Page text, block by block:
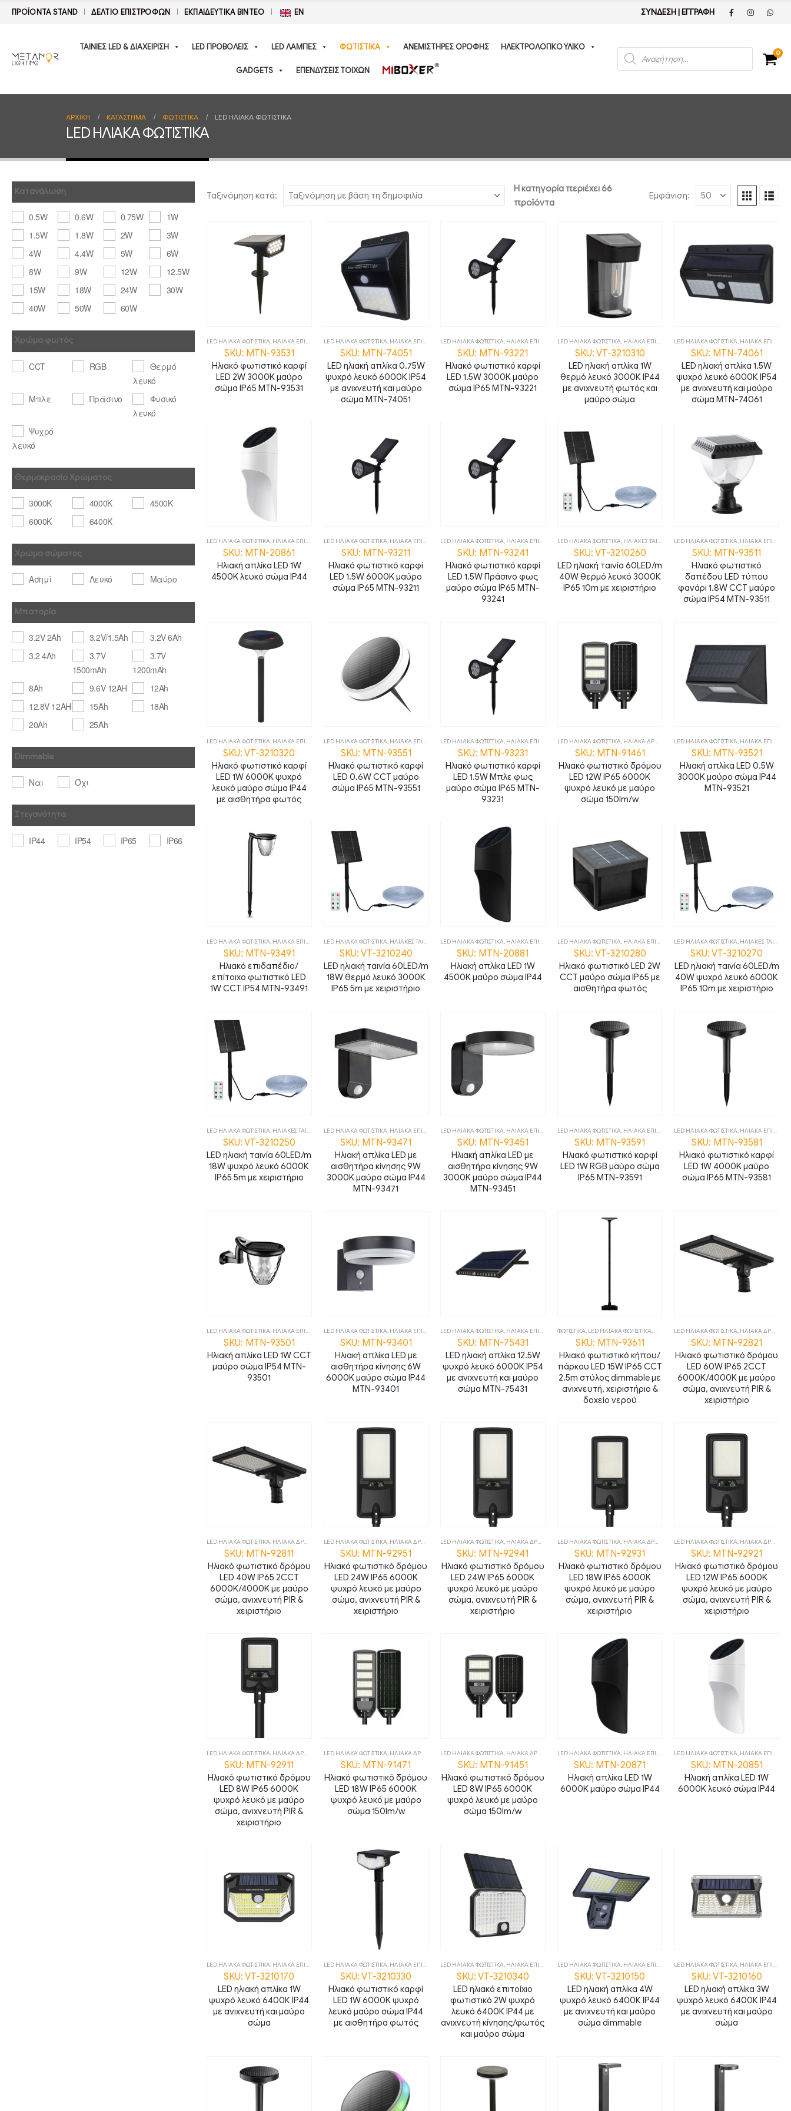
ΠΡΟΪΟΝΤΑ STAND ΔΕΛΤΊΟ ΕΠΙΣΤΡΟΦΏΝ ΕΚΠΑΙΔΕΥΤΙΚΑ ΒΙΝΤΕΟ EN ΣΥΝΔΕΣΗ| ΕΓΓΡΑΦΗ
ΤΑΙΝΙΕΣ LED & ΔΙΑΧΕΙΡΙΣΗ LED ΠΡΟΒΟΛΕΙΣ LED ΛΑΜΠΕΣ ΦΩΤΙΣΤΙΚΑ ΑΝΕΜΙΣΤΗΡΕΣ ΟΡΟΦΗΣ ΗΛΕΚΤΡΟΛΟΓΙΚΟ ΥΛΙΚΟ
GADGETS ΕΠΕΝΔΥΣΕΙΣ ΤΟΙΧΩΝ
Products
search
0
ΑΡΧΙΚΉ ΚΑΤΆΣΤΗΜΑ ΦΩΤΙΣΤΙΚΑ LED ΗΛΙΑΚΑ ΦΩΤΙΣΤΙΚΑ
LED ΗΛΙΑΚΑ ΦΩΤΙΣΤΙΚΑ
Ταξινόμηση κατά:
Η κατηγορία περιέχει 66
προϊόντα
Εμφάνιση:
LED ΗΛΙΑΚΑ ΦΩΤΙΣΤΙΚΑ ΗΛΙΑΚΑ ΕΠΙΔΑΠΕΔΙΑ ,ΦΩΤΙΣΤΙΚΑ
SKU: MTN-93531
Ηλιακό φωτιστικό καρφί
LED 2W 3000K μαύρο
σώμα IP65 MTN-93531
LED ΗΛΙΑΚΑ ΦΩΤΙΣΤΙΚΑ ΗΛΙΑΚΑ ΕΠΙΤΟΙΧΑ ,ΦΩΤΙΣΤΙΚΑ
SKU: MTN-74051
LED ηλιακή απλίκα 0.75W
ψυχρό λευκό 6000Κ IP54
με ανιχνευτή και μαύρο
σώμα MTN-74051
LED ΗΛΙΑΚΑ ΦΩΤΙΣΤΙΚΑ ΗΛΙΑΚΑ ΕΠΙΔΑΠΕΔΙΑ ,ΦΩΤΙΣΤΙΚΑ
SKU: MTN-93221
Ηλιακό φωτιστικό καρφί
LED 1.5W 3000K μαύρο
σώμα IP65 MTN-93221
LED ΗΛΙΑΚΑ ΦΩΤΙΣΤΙΚΑ ΗΛΙΑΚΑ ΕΠΙΤΟΙΧΑ ,ΦΩΤΙΣΤΙΚΑ
SKU: VT-3210310
LED ηλιακή απλίκα 1W
θερμό λευκό 3000Κ IP44
με ανιχνευτή φωτός και
μαύρο σώμα
LED ΗΛΙΑΚΑ ΦΩΤΙΣΤΙΚΑ ΗΛΙΑΚΑ ΕΠΙΤΟΙΧΑ
SKU: MTN-74061
LED ηλιακή απλίκα 1.5W
ψυχρό λευκό 6000Κ IP54
με ανιχνευτή και μαύρο
σώμα MTN-74061
LED ΗΛΙΑΚΑ ΦΩΤΙΣΤΙΚΑ, ΗΛΙΑΚΑ ΕΠΙΤΟΙΧΑ ΦΩΤΙΣΤΙΚΑ
SKU: MTN-20861
Ηλιακή απλίκα LED 1W
4500K λευκό σώμα IP44
LED ΗΛΙΑΚΑ ΦΩΤΙΣΤΙΚΑ, ΗΛΙΑΚΑ ΕΠΙΔΑΠΕΔΙΑ ,ΦΩΤΙΣΤΙΚΑ
SKU: MTN-93211
Ηλιακό φωτιστικό καρφί
LED 1.5W 6000K μαύρο
σώμα IP65 MTN-93211
LED ΗΛΙΑΚΑ ΦΩΤΙΣΤΙΚΑ, ΗΛΙΑΚΑ ΕΠΙΔΑΠΕΔΙΑ ,ΦΩΤΙΣΤΙΚΑ
SKU: MTN-93241
Ηλιακό φωτιστικό καρφί
LED 1.5W Πράσινο φως
μαύρο σώμα IP65 MTN-
93241
LED ΗΛΙΑΚΑ ΦΩΤΙΣΤΙΚΑ, ΗΛΙΑΚΕΣ ΤΑΙΝΙΕΣ ΦΩΤΙΣΤΙΚΑ
SKU: VT-3210260
LED ηλιακή ταινία 60LED/m
40W θερμό λευκό 3000Κ
IP65 10m με χειριστήριο
LED ΗΛΙΑΚΑ ΦΩΤΙΣΤΙΚΑ, ΗΛΙΑΚΑ ΕΠΙΔΑΠΕΔΙΑ
SKU: MTN-93511
Ηλιακό φωτιστικό
δαπέδου LED τύπου
φανάρι 1.8W CCT μαύρο
σώμα IP54 MTN-93511
LED ΗΛΙΑΚΑ ΦΩΤΙΣΤΙΚΑ, ΗΛΙΑΚΑ ΕΠΙΔΑΠΕΔΙΑ ,ΦΩΤΙΣΤΙΚΑ
SKU: VT-3210320
Ηλιακό φωτιστικό καρφί
LED 1W 6000K ψυχρό
λευκό μαύρο σώμα IP44
με αισθητήρα φωτός
LED ΗΛΙΑΚΑ ΦΩΤΙΣΤΙΚΑ, ΗΛΙΑΚΑ ΕΠΙΔΑΠΕΔΙΑ ,ΦΩΤΙΣΤΙΚΑ
SKU: MTN-93551
Ηλιακό φωτιστικό καρφί
LED 0.6W CCT μαύρο
σώμα IP65 MTN-93551
LED ΗΛΙΑΚΑ ΦΩΤΙΣΤΙΚΑ, ΗΛΙΑΚΑ ΕΠΙΔΑΠΕΔΙΑ ,ΦΩΤΙΣΤΙΚΑ
SKU: MTN-93231
Ηλιακό φωτιστικό καρφί
LED 1.5W Μπλε φως
μαύρο σώμα IP65 MTN-
93231
LED ΗΛΙΑΚΑ ΦΩΤΙΣΤΙΚΑ, ΗΛΙΑΚΑ ΔΡΟΜΟΥ ΦΩΤΙΣΤΙΚΑ
SKU: MTN-91461
Ηλιακό φωτιστικό δρόμου
LED 12W IP65 6000K
ψυχρό λευκό με μαύρο
σώμα 150lm/w
LED ΗΛΙΑΚΑ ΦΩΤΙΣΤΙΚΑ, ΗΛΙΑΚΑ ΕΠΙΤΟΙΧΑ
SKU: MTN-93521
Ηλιακή απλίκα LED 0.5W
3000K μαύρο σώμα IP44
MTN-93521
LED ΗΛΙΑΚΑ ΦΩΤΙΣΤΙΚΑ, ΗΛΙΑΚΑ ΕΠΙΔΑΠΕΔΙΑ ,ΗΛΙΑΚΑ ΕΠΙΤΟΙΧΑ,ΦΩΤΙΣΤΙΚΑ
SKU: MTN-93491
Ηλιακό επιδαπέδιο/
επίτοιχο φωτιστικό LED
1W CCT IP54 MTN-93491
LED ΗΛΙΑΚΑ ΦΩΤΙΣΤΙΚΑ, ΗΛΙΑΚΕΣ ΤΑΙΝΙΕΣ ΦΩΤΙΣΤΙΚΑ
SKU: VT-3210240
LED ηλιακή ταινία 60LED/m
18W θερμό λευκό 3000Κ
IP65 5m με χειριστήριο
LED ΗΛΙΑΚΑ ΦΩΤΙΣΤΙΚΑ, ΗΛΙΑΚΑ ΕΠΙΤΟΙΧΑ ,ΦΩΤΙΣΤΙΚΑ
SKU: MTN-20881
Ηλιακή απλίκα LED 1W
4500K μαύρο σώμα IP44
LED ΗΛΙΑΚΑ ΦΩΤΙΣΤΙΚΑ, ΗΛΙΑΚΑ ΕΠΙΔΑΠΕΔΙΑ ,ΦΩΤΙΣΤΙΚΑ
SKU: VT-3210280
Ηλιακό φωτιστικό LED 2W
CCT μαύρο σώμα IP65 με
αισθητήρα φωτός
LED ΗΛΙΑΚΑ ΦΩΤΙΣΤΙΚΑ, ΗΛΙΑΚΕΣ ΤΑΙΝΙΕΣ
SKU: VT-3210270
LED ηλιακή ταινία 60LED/m
40W ψυχρό λευκό 6000Κ
IP65 10m με χειριστήριο
LED ΗΛΙΑΚΑ ΦΩΤΙΣΤΙΚΑ, ΗΛΙΑΚΕΣ ΤΑΙΝΙΕΣ ΦΩΤΙΣΤΙΚΑ
SKU: VT-3210250
LED ηλιακή ταινία 60LED/m
18W ψυχρό λευκό 6000Κ
IP65 5m με χειριστήριο
LED ΗΛΙΑΚΑ ΦΩΤΙΣΤΙΚΑ, ΗΛΙΑΚΑ ΕΠΙΤΟΙΧΑ ,ΦΩΤΙΣΤΙΚΑ
SKU: MTN-93471
Ηλιακή απλίκα LED με
αισθητήρα κίνησης 9W
3000K μαύρο σώμα IP44
MTN-93471
LED ΗΛΙΑΚΑ ΦΩΤΙΣΤΙΚΑ, ΗΛΙΑΚΑ ΕΠΙΤΟΙΧΑ ,ΦΩΤΙΣΤΙΚΑ
SKU: MTN-93451
Ηλιακή απλίκα LED με
αισθητήρα κίνησης 9W
3000K μαύρο σώμα IP44
MTN-93451
LED ΗΛΙΑΚΑ ΦΩΤΙΣΤΙΚΑ, ΗΛΙΑΚΑ ΕΠΙΔΑΠΕΔΙΑ ,ΦΩΤΙΣΤΙΚΑ
SKU: MTN-93591
Ηλιακό φωτιστικό καρφί
LED 1W RGB μαύρο σώμα
IP65 MTN-93591
LED ΗΛΙΑΚΑ ΦΩΤΙΣΤΙΚΑ, ΗΛΙΑΚΑ ΕΠΙΔΑΠΕΔΙΑ
SKU: MTN-93581
Ηλιακό φωτιστικό καρφί
LED 1W 4000K μαύρο
σώμα IP65 MTN-93581
LED ΗΛΙΑΚΑ ΦΩΤΙΣΤΙΚΑ ΗΛΙΑΚΑ ΕΠΙΤΟΙΧΑ ΦΩΤΙΣΤΙΚΑ
SKU: MTN-93501
Ηλιακή απλίκα LED 1W CCT
μαύρο σώμα IP54 MTN-
93501
LED ΗΛΙΑΚΑ ΦΩΤΙΣΤΙΚΑ ΗΛΙΑΚΑ ΕΠΙΤΟΙΧΑ ,ΦΩΤΙΣΤΙΚΑ
SKU: MTN-93401
Ηλιακή απλίκα LED με
αισθητήρα κίνησης 6W
6000K μαύρο σώμα IP44
MTN-93401
LED ΗΛΙΑΚΑ ΦΩΤΙΣΤΙΚΑ ΗΛΙΑΚΑ ΕΠΙΤΟΙΧΑ ,ΦΩΤΙΣΤΙΚΑ
SKU: MTN-75431
LED ηλιακή απλίκα 12.5W
ψυχρό λευκό 6000Κ IP54
με ανιχνευτή και μαύρο
σώμα MTN-75431
ΦΩΤΙΣΤΙΚΑ LED ΗΛΙΑΚΑ ΦΩΤΙΣΤΙΚΑ ΗΛΙΑΚΑ ΕΠΙΔΑΠΕΔΙΑ
SKU: MTN-93611
Ηλιακό φωτιστικό κήπου/
πάρκου LED 15W IP65 CCT
2.5m στύλος dimmable με
ανιχνευτή, χειριστήριο &
δοχείο νερού
LED ΗΛΙΑΚΑ ΦΩΤΙΣΤΙΚΑ ΗΛΙΑΚΑ ΔΡΟΜΟΥ
SKU: MTN-92821
Ηλιακό φωτιστικό δρόμου
LED 60W IP65 2CCT
6000K/4000K με μαύρο
σώμα, ανιχνευτή PIR &
χειριστήριο
LED ΗΛΙΑΚΑ ΦΩΤΙΣΤΙΚΑ, ΗΛΙΑΚΑ ΔΡΟΜΟΥ ΦΩΤΙΣΤΙΚΑ
SKU: MTN-92811
Ηλιακό φωτιστικό δρόμου
LED 40W IP65 2CCT
6000K/4000K με μαύρο
σώμα, ανιχνευτή PIR &
χειριστήριο
LED ΗΛΙΑΚΑ ΦΩΤΙΣΤΙΚΑ, ΗΛΙΑΚΑ ΔΡΟΜΟΥ ΦΩΤΙΣΤΙΚΑ
SKU: MTN-92951
Ηλιακό φωτιστικό δρόμου
LED 24W IP65 6000K
ψυχρό λευκό με μαύρο
σώμα, ανιχνευτή PIR &
χειριστήριο
LED ΗΛΙΑΚΑ ΦΩΤΙΣΤΙΚΑ, ΗΛΙΑΚΑ ΔΡΟΜΟΥ ΦΩΤΙΣΤΙΚΑ
SKU: MTN-92941
Ηλιακό φωτιστικό δρόμου
LED 24W IP65 6000K
ψυχρό λευκό με μαύρο
σώμα, ανιχνευτή PIR &
χειριστήριο
LED ΗΛΙΑΚΑ ΦΩΤΙΣΤΙΚΑ, ΗΛΙΑΚΑ ΔΡΟΜΟΥ ΦΩΤΙΣΤΙΚΑ
SKU: MTN-92931
Ηλιακό φωτιστικό δρόμου
LED 18W IP65 6000K
ψυχρό λευκό με μαύρο
σώμα, ανιχνευτή PIR &
χειριστήριο
LED ΗΛΙΑΚΑ ΦΩΤΙΣΤΙΚΑ, ΗΛΙΑΚΑ ΔΡΟΜΟΥ
SKU: MTN-92921
Ηλιακό φωτιστικό δρόμου
LED 12W IP65 6000K
ψυχρό λευκό με μαύρο
σώμα, ανιχνευτή PIR &
χειριστήριο
LED ΗΛΙΑΚΑ ΦΩΤΙΣΤΙΚΑ, ΗΛΙΑΚΑ ΔΡΟΜΟΥ ΦΩΤΙΣΤΙΚΑ
SKU: MTN-92911
Ηλιακό φωτιστικό δρόμου
LED 8W IP65 6000K
ψυχρό λευκό με μαύρο
σώμα, ανιχνευτή PIR &
χειριστήριο
LED ΗΛΙΑΚΑ ΦΩΤΙΣΤΙΚΑ, ΗΛΙΑΚΑ ΔΡΟΜΟΥ ΦΩΤΙΣΤΙΚΑ
SKU: MTN-91471
Ηλιακό φωτιστικό δρόμου
LED 18W IP65 6000K
ψυχρό λευκό με μαύρο
σώμα 150lm/w
LED ΗΛΙΑΚΑ ΦΩΤΙΣΤΙΚΑ, ΗΛΙΑΚΑ ΔΡΟΜΟΥ ΦΩΤΙΣΤΙΚΑ
SKU: MTN-91451
Ηλιακό φωτιστικό δρόμου
LED 8W IP65 6000K
ψυχρό λευκό με μαύρο
σώμα 150lm/w
LED ΗΛΙΑΚΑ ΦΩΤΙΣΤΙΚΑ, ΗΛΙΑΚΑ ΕΠΙΤΟΙΧΑ ,ΦΩΤΙΣΤΙΚΑ
SKU: MTN-20871
Ηλιακή απλίκα LED 1W
6000K μαύρο σώμα IP44
LED ΗΛΙΑΚΑ ΦΩΤΙΣΤΙΚΑ, ΗΛΙΑΚΑ ΕΠΙΤΟΙΧΑ
SKU: MTN-20851
Ηλιακή απλίκα LED 1W
6000K λευκό σώμα IP44
LED ΗΛΙΑΚΑ ΦΩΤΙΣΤΙΚΑ, ΗΛΙΑΚΑ ΕΠΙΤΟΙΧΑ ΦΩΤΙΣΤΙΚΑ
SKU: VT-3210170
LED ηλιακή απλίκα 1W
ψυχρό λευκό 6400Κ IP44
με ανιχνευτή και μαύρο
σώμα
LED ΗΛΙΑΚΑ ΦΩΤΙΣΤΙΚΑ, ΗΛΙΑΚΑ ΕΠΙΔΑΠΕΔΙΑ ,ΦΩΤΙΣΤΙΚΑ
SKU: VT-3210330
Ηλιακό φωτιστικό καρφί
LED 1W 6000K ψυχρό
λευκό μαύρο σώμα IP44
με αισθητήρα φωτός
LED ΗΛΙΑΚΑ ΦΩΤΙΣΤΙΚΑ, ΗΛΙΑΚΑ ΕΠΙΤΟΙΧΑ ,ΦΩΤΙΣΤΙΚΑ
SKU: VT-3210340
LED ηλιακό επιτοίχιο
φωτιστικό 2W ψυχρό
λευκό 6400Κ IP44 με
ανιχνευτή κίνησης/φωτός
και μαύρο σώμα
LED ΗΛΙΑΚΑ ΦΩΤΙΣΤΙΚΑ, ΗΛΙΑΚΑ ΕΠΙΤΟΙΧΑ ,ΦΩΤΙΣΤΙΚΑ
SKU: VT-3210150
LED ηλιακή απλίκα 4W
ψυχρό λευκό 6400Κ IP44
με ανιχνευτή και μαύρο
σώμα dimmable
LED ΗΛΙΑΚΑ ΦΩΤΙΣΤΙΚΑ, ΗΛΙΑΚΑ ΕΠΙΤΟΙΧΑ
SKU: VT-3210160
LED ηλιακή απλίκα 3W
ψυχρό λευκό 6400Κ IP44
με ανιχνευτή και μαύρο
σώμα
Κατανάλωση
0.5W 0.6W 0.75W
1W
1.5W
1.8W 2W
3W
4W
4.4W 5W
6W
8W
9W 12W
12.5W
15W
18W 24W
30W
40W
50W 60W
Χρώμα φωτός
CCT RGB
Θερμό
λευκό
Μπλε
Πράσινο
Φυσικό
λευκό
Ψυχρό
λευκό
Θερμοκρασία Χρώματος
3000K 4000K
4500K
6000K
6400K
Χρώμα σώματος
Ασημί Λευκό Μαύρο
Μπαταρία
3.2V 2Ah 3.2V/1.5Ah
3.2V 6Ah
3.2 4Ah
3.7V
1500mAh
3.7V
1200mAh
8Ah
9.6V 12AH
12Ah
12.8V 12AH
15Ah
18Ah
20Ah
25Ah
Dimmable
Ναι Όχι
Στεγανότητα
IP44 IP54 IP65 IP66